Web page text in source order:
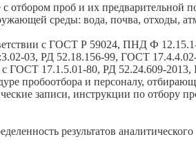
отбором проб и их предварительной
среды: вода, почва, отходы,
с ГОСТ Р 59024, ПНД Ф
03, РД 52.18.156-99, ГОСТ
с ГОСТ 17.1.5.01-80, РД 52.24.609-
пробоотбора и персоналу,
записи, инструкции по отбору
результатов аналитического